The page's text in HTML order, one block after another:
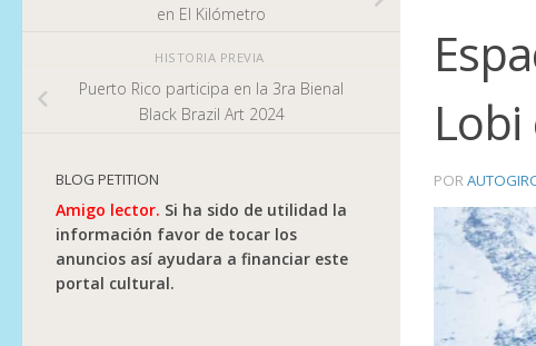
POR
en El Kilómetro
HISTORIA PREVIA
Puerto Rico participa en la 3ra Bienal
Black Brazil Art 2024
BLOG PETITION
Amigo lector. Si ha sido de utilidad la
información favor de tocar los
anuncios así ayudara a financiar este
portal cultural.